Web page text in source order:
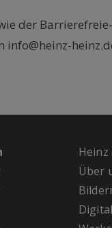
der
info@heinz-
Heinz
Über